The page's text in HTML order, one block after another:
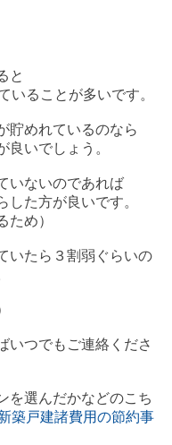
と
いることが多いです。
貯めれているのなら
いでしょう。
いないのであれば
た方が良いです。
ため）
いたら３割弱ぐらいの
いつでもご連絡くださ
を選んだかなどのこち
新築戸建諸費用の節約事